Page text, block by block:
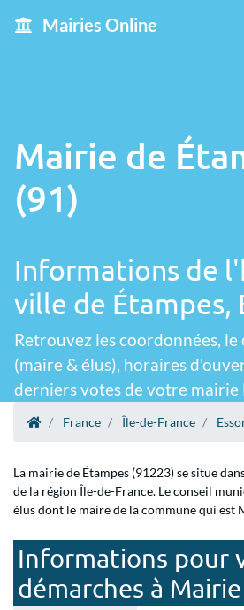
Mairies Online
Mairie de
(91)
Informations de
ville de Étampes,
Retrouvez les coordonnées,
(maire & élus), horaires
derniers votes de votre mairie
France Île-de-France
La mairie de Étampes (91223) se situe
de la région Île-de-France. Le conseil
élus dont le maire de la commune qui est
Informations pour
démarches à